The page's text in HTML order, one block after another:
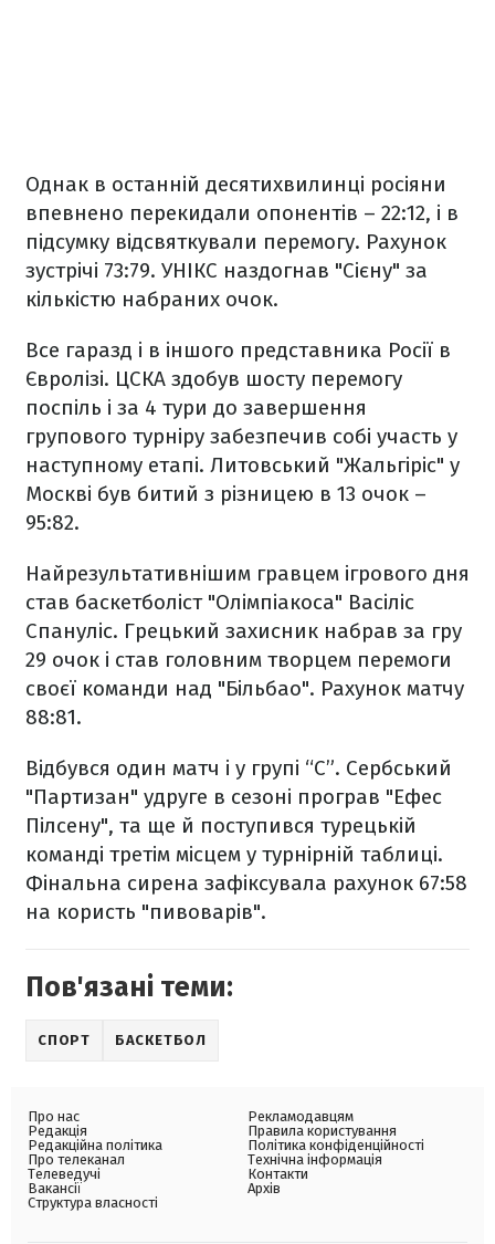
Однак в останній десятихвилинці росіяни
впевнено перекидали опонентів – 22:12, і в
підсумку відсвяткували перемогу. Рахунок
зустрічі 73:79. УНІКС наздогнав "Сієну" за
кількістю набраних очок.
Все гаразд і в іншого представника Росії в
Євролізі. ЦСКА здобув шосту перемогу
поспіль і за 4 тури до завершення
групового турніру забезпечив собі участь у
наступному етапі. Литовський "Жальгіріс" у
Москві був битий з різницею в 13 очок –
95:82.
Найрезультативнішим гравцем ігрового дня
став баскетболіст "Олімпіакоса" Васіліс
Спануліс. Грецький захисник набрав за гру
29 очок і став головним творцем перемоги
своєї команди над "Більбао". Рахунок матчу
88:81.
Відбувся один матч і у групі “С”. Сербський
"Партизан" удруге в сезоні програв "Ефес
Пілсену", та ще й поступився турецькій
команді третім місцем у турнірній таблиці.
Фінальна сирена зафіксувала рахунок 67:58
на користь "пивоварів".
Пов'язані теми:
СПОРТ БАСКЕТБОЛ
Про нас
Редакція
Редакційна політика
Про телеканал
Телеведучі
Вакансії
Структура власності
Рекламодавцям
Правила користування
Політика конфіденційності
Технічна інформація
Контакти
Архів